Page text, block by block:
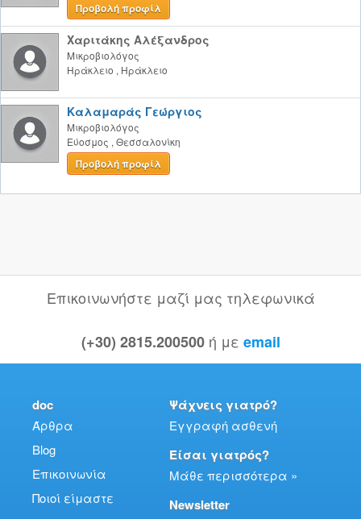
Προβολή προφίλ
Χαριτάκης Αλέξανδρος
Μικροβιολόγος
Ηράκλειο , Ηράκλειο
Καλαμαράς Γεώργιος
Μικροβιολόγος
Εύοσμος , Θεσσαλονίκη
Προβολή προφίλ
Επικοινωνήστε μαζί μας τηλεφωνικά
(+30) 2815.200500 ή με email
doc
Άρθρα
Blog
Επικοινωνία
Ποιοί είμαστε
Ψάχνεις γιατρό?
Εγγραφή ασθενή
Είσαι γιατρός?
Μάθε περισσότερα »
Newsletter